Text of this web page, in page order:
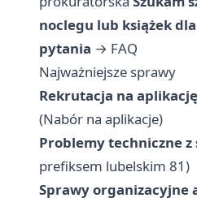
noclegu lub książek
pytania → FAQ
Najważniejsze sprawy
Rekrutacja na
(Nabór na aplikacje)
Problemy techniczne z
prefiksem lubelskim 81)
Sprawy organizacyjne